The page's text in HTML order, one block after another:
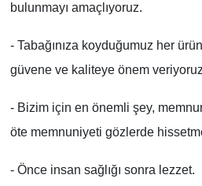
bulunmayı amaçlıyoruz.
- Tabağınıza koyduğumuz her
güvene ve kaliteye önem
- Bizim için en önemli şey,
öte memnuniyeti gözlerde
- Önce insan sağlığı sonra lezzet.